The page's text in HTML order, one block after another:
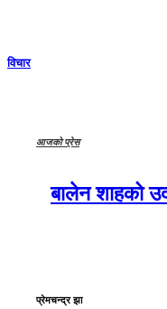
विचार
आजको प्रेस
बालेन शाहको
प्रेमचन्द्र झा